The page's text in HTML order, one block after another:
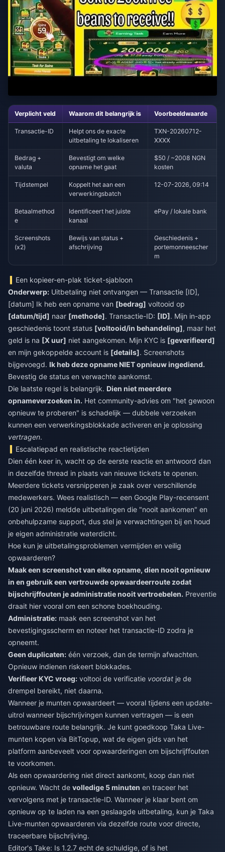
Verplicht veld Waarom dit belangrijk is Voorbeeldwaarde
Transactie-ID
Helpt ons de exacte
uitbetaling te lokaliseren
TXN-20260712-
XXXX
Bedrag +
valuta
Bevestigt om welke
opname het gaat
$50 / ~2008 NGN
kosten
Tijdstempel
Koppelt het aan een
verwerkingsbatch
12-07-2026, 09:14
Betaalmethod
e
Identificeert het juiste
kanaal
ePay / lokale bank
Screenshots
(x2)
Bewijs van status +
afschrijving
Geschiedenis +
portemonneescher
m
Een kopieer-en-plak ticket-sjabloon
Onderwerp: Uitbetaling niet ontvangen — Transactie [ID],
[datum] Ik heb een opname van [bedrag] voltooid op
[datum/tijd] naar [methode]. Transactie-ID: [ID]. Mijn in-app
geschiedenis toont status [voltooid/in behandeling], maar het
geld is na [X uur] niet aangekomen. Mijn KYC is [geverifieerd]
en mijn gekoppelde account is [details]. Screenshots
bijgevoegd. Ik heb deze opname NIET opnieuw ingediend.
Bevestig de status en verwachte aankomst.
Die laatste regel is belangrijk. Dien niet meerdere
opnameverzoeken in. Het community-advies om "het gewoon
opnieuw te proberen" is schadelijk — dubbele verzoeken
kunnen een verwerkingsblokkade activeren en je oplossing
vertragen.
Escalatiepad en realistische reactietijden
Dien één keer in, wacht op de eerste reactie en antwoord dan
in dezelfde thread in plaats van nieuwe tickets te openen.
Meerdere tickets versnipperen je zaak over verschillende
medewerkers. Wees realistisch — een Google Play-recensent
(20 juni 2026) meldde uitbetalingen die "nooit aankomen" en
onbehulpzame support, dus stel je verwachtingen bij en houd
je eigen administratie waterdicht.
Hoe kun je uitbetalingsproblemen vermijden en veilig
opwaarderen?
Maak een screenshot van elke opname, dien nooit opnieuw
in en gebruik een vertrouwde opwaardeerroute zodat
bijschrijffouten je administratie nooit vertroebelen. Preventie
draait hier vooral om een schone boekhouding.
Administratie: maak een screenshot van het
bevestigingsscherm en noteer het transactie-ID zodra je
opneemt.
Geen duplicaten: één verzoek, dan de termijn afwachten.
Opnieuw indienen riskeert blokkades.
Verifieer KYC vroeg: voltooi de verificatie voordat je de
drempel bereikt, niet daarna.
Wanneer je munten opwaardeert — vooral tijdens een update-
uitrol wanneer bijschrijvingen kunnen vertragen — is een
betrouwbare route belangrijk. Je kunt goedkoop Taka Live-
munten kopen via BitTopup, wat de eigen gids van het
platform aanbeveelt voor opwaarderingen om bijschrijffouten
te voorkomen.
Als een opwaardering niet direct aankomt, koop dan niet
opnieuw. Wacht de volledige 5 minuten en traceer het
vervolgens met je transactie-ID. Wanneer je klaar bent om
opnieuw op te laden na een geslaagde uitbetaling, kun je Taka
Live-munten opwaarderen via dezelfde route voor directe,
traceerbare bijschrijving.
Editor's Take: Is 1.2.7 echt de schuldige, of is het